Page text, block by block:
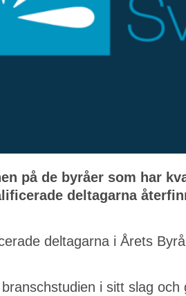
på de byråer som har
deltagarna
deltagarna i Årets
i sitt slag